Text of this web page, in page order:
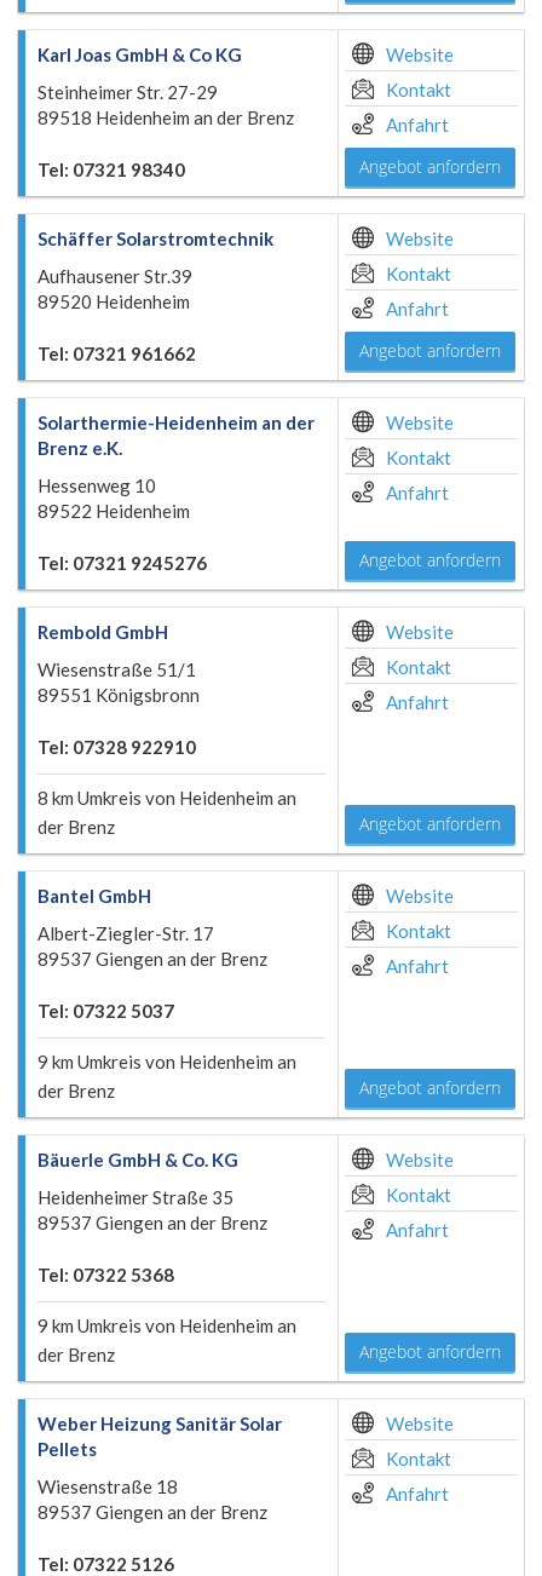
Karl Joas GmbH & Co KG
Steinheimer Str. 27-29
89518 Heidenheim an der Brenz
Tel: 07321 98340
Website
Kontakt
Anfahrt
Angebot anfordern
Schäffer Solarstromtechnik
Aufhausener Str.39
89520 Heidenheim
Tel: 07321 961662
Website
Kontakt
Anfahrt
Angebot anfordern
Solarthermie-Heidenheim an der
Brenz e.K.
Hessenweg 10
89522 Heidenheim
Tel: 07321 9245276
Website
Kontakt
Anfahrt
Angebot anfordern
Rembold GmbH
Wiesenstraße 51/1
89551 Königsbronn
Tel: 07328 922910
8 km Umkreis von Heidenheim an
der Brenz
Website
Kontakt
Anfahrt
Angebot anfordern
Bantel GmbH
Albert-Ziegler-Str. 17
89537 Giengen an der Brenz
Tel: 07322 5037
9 km Umkreis von Heidenheim an
der Brenz
Website
Kontakt
Anfahrt
Angebot anfordern
Bäuerle GmbH & Co. KG
Heidenheimer Straße 35
89537 Giengen an der Brenz
Tel: 07322 5368
9 km Umkreis von Heidenheim an
der Brenz
Website
Kontakt
Anfahrt
Angebot anfordern
Weber Heizung Sanitär Solar
Pellets
Wiesenstraße 18
89537 Giengen an der Brenz
Tel: 07322 5126
Website
Kontakt
Anfahrt